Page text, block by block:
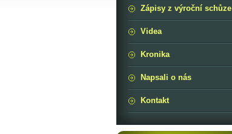
Zápisy z výroční schůze
Videa
Kronika
Napsali o nás
Kontakt